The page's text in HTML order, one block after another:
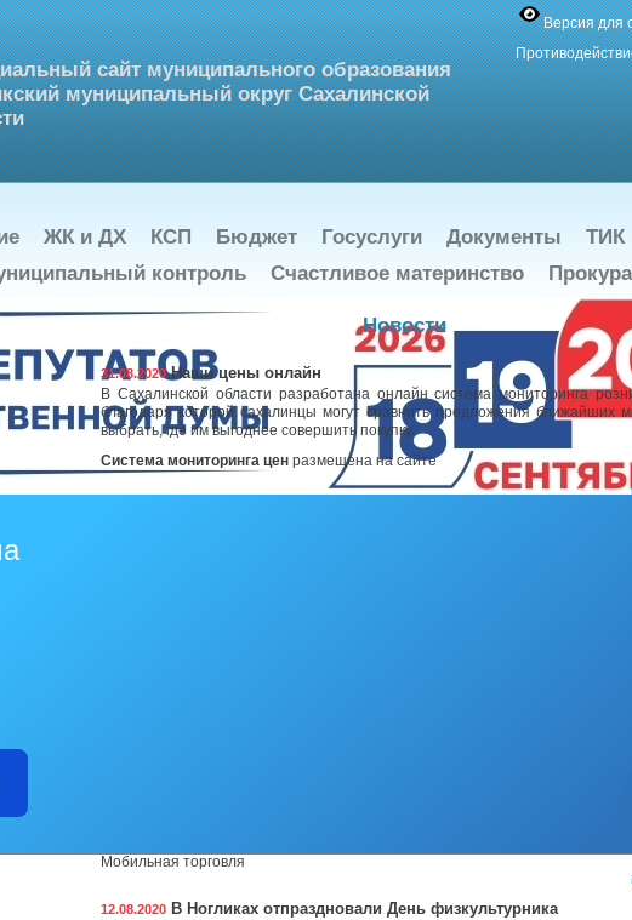
сайт муниципального образования
муниципальный округ Сахалинской
Версия для
ЖК и ДХ КСП Бюджет Госуслуги Документы ТИК
контроль Счастливое материнство
Новости
31.08.2020Наши цены онлайн
В Сахалинской области разработана онлайн система мониторинга
благодаря которой сахалинцы могут сравнить предложения ближайших
выбрать, где им выгоднее совершить покупку.
Система мониторинга цен размещена на сайте
Мобильная торговля
12.08.2020 В Ногликах отпраздновали День физкультурника